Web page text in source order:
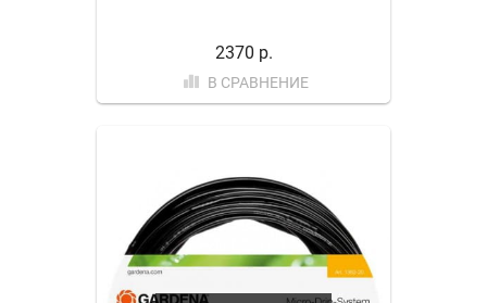
2370 р.
В СРАВНЕНИЕ